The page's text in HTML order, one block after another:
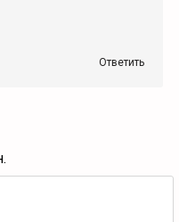
Ответить